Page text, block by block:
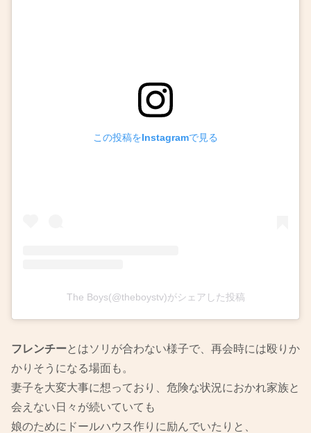
この投稿をInstagramで見る
The Boys(@theboystv)がシェアした投稿
フレンチーとはソリが合わない様子で、再会時には殴りか
かりそうになる場面も。
妻子を大変大事に想っており、危険な状況におかれ家族と
会えない日々が続いていても
娘のためにドールハウス作りに励んでいたりと、